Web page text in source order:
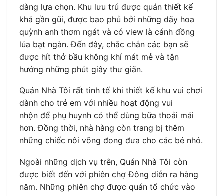
dàng lựa chọn. Khu lưu trú được quán thiết kế
khá gần gũi, được bao phủ bởi những dãy hoa
quỳnh anh thơm ngát và có view là cánh đồng
lúa bạt ngàn. Đến đây, chắc chắn các bạn sẽ
được hít thở bầu không khí mát mẻ và tận
hưởng những phút giây thư giãn.
Quán Nhà Tôi rất tinh tế khi thiết kế khu vui chơi
dành cho trẻ em với nhiều hoạt động vui
nhộn để phụ huynh có thể dùng bữa thoải mái
hơn. Đồng thời, nhà hàng còn trang bị thêm
những chiếc nôi võng đong đưa cho các bé nhỏ.
Ngoài những dịch vụ trên, Quán Nhà Tôi còn
được biết đến với phiên chợ Đông diễn ra hàng
năm. Những phiên chợ được quán tổ chức vào